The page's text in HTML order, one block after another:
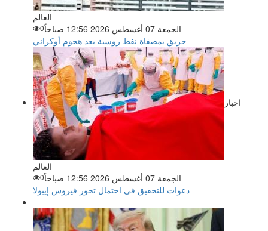
العالم
الجمعة 07 أغسطس 2026 12:56 صباحاً
0
حريق بمصفاة نفط روسية بعد هجوم أوكراني
اخبار
العالم
الجمعة 07 أغسطس 2026 12:56 صباحاً
0
دعوات للتحقيق في احتمال تحور فيروس إيبولا